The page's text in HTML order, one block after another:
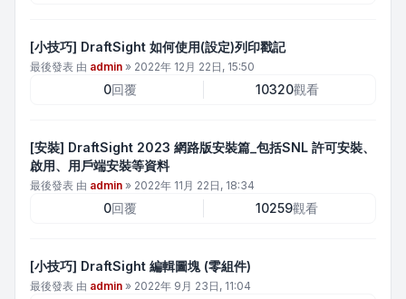
[小技巧] DraftSight 如何使用(設定)列印戳記
最後發表 由 admin » 2022年 12月 22日, 15:50
0回覆 10320觀看
[安裝] DraftSight 2023 網路版安裝篇_包括SNL 許可安裝、
啟用、用戶端安裝等資料
最後發表 由 admin » 2022年 11月 22日, 18:34
0回覆 10259觀看
[小技巧] DraftSight 編輯圖塊 (零組件)
最後發表 由 admin » 2022年 9月 23日, 11:04